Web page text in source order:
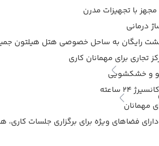
با تجهیزات مدرن
درمانی
رایگان به ساحل خصوصی هتل هیلتون
تجاری برای مهمانان کاری
و خشکشویی
۲۴ ساعته
مهمانان
فضاهای ویژه برای برگزاری جلسات